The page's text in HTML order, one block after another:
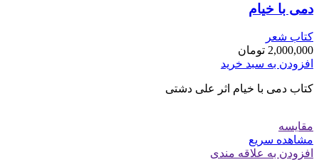
دمی با خیام
کتاب شعر
2,000,000 تومان
افزودن به سبد خرید
کتاب دمی با خیام اثر علی دشتی
مقایسه
مشاهده سریع
افزودن به علاقه مندی